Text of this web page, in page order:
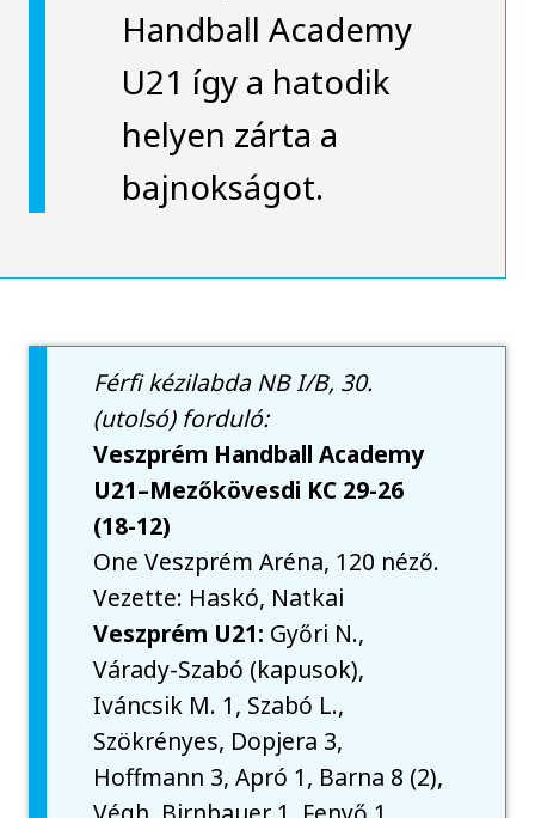
Handball Academy
U21 így a hatodik
helyen zárta a
bajnokságot.
Férfi kézilabda NB I/B, 30.
(utolsó) forduló:
Veszprém Handball Academy
U21–Mezőkövesdi KC 29-26
(18-12)
One Veszprém Aréna, 120 néző.
Vezette: Haskó, Natkai
Veszprém U21: Győri N.,
Várady-Szabó (kapusok),
Iváncsik M. 1, Szabó L.,
Szökrényes, Dopjera 3,
Hoffmann 3, Apró 1, Barna 8 (2),